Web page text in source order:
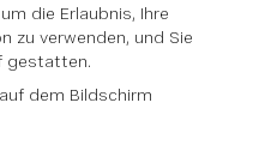
die Erlaubnis, Ihre
zu verwenden, und Sie
gestatten.
dem Bildschirm